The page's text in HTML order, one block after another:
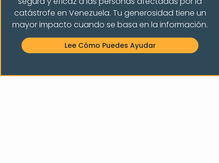
catástrofe en Venezuela. Tu generosidad tiene un
mayor impacto cuando se basa en la información.
Lee Cómo Puedes Ayudar